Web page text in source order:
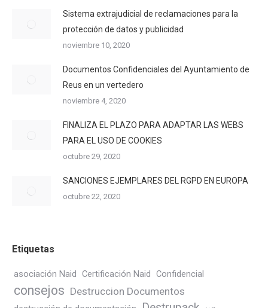
Sistema extrajudicial de reclamaciones para la
protección de datos y publicidad
noviembre 10, 2020
Documentos Confidenciales del Ayuntamiento de
Reus en un vertedero
noviembre 4, 2020
FINALIZA EL PLAZO PARA ADAPTAR LAS WEBS
PARA EL USO DE COOKIES
octubre 29, 2020
SANCIONES EJEMPLARES DEL RGPD EN EUROPA
octubre 22, 2020
Etiquetas
asociación Naid Certificación Naid Confidencial
consejos Destruccion Documentos